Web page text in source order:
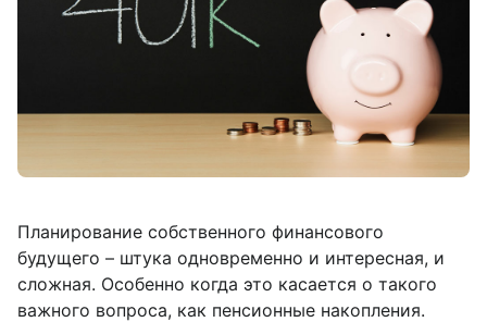
Планирование собственного финансового
будущего – штука одновременно и интересная, и
сложная. Особенно когда это касается о такого
важного вопроса, как пенсионные накопления.